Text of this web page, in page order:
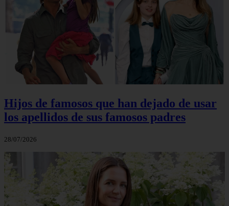
Hijos de famosos que han dejado de usar
los apellidos de sus famosos padres
28/07/2026